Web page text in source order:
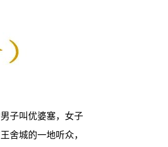
子叫优婆塞，女子
舍城的一地听众，